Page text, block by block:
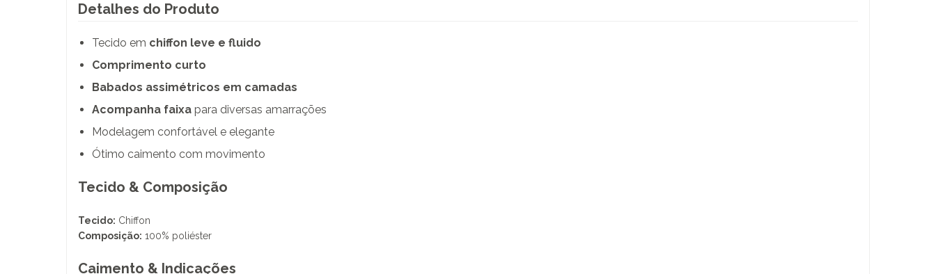
Detalhes do Produto
Tecido em chiffon leve e fluido
Comprimento curto
Babados assimétricos em camadas
Acompanha faixa para diversas amarrações
Modelagem confortável e elegante
Ótimo caimento com movimento
Tecido & Composição
Tecido: Chiffon
Composição: 100% poliéster
Caimento & Indicações